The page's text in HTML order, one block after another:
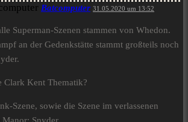
Batcomputer 31.05.2020 um 13:52
Superman-Szenen stammen von Whedon.
an der Gedenkstätte stammt großteils noch
Clark Kent Thematik?
Szene, sowie die Szene im verlassenen